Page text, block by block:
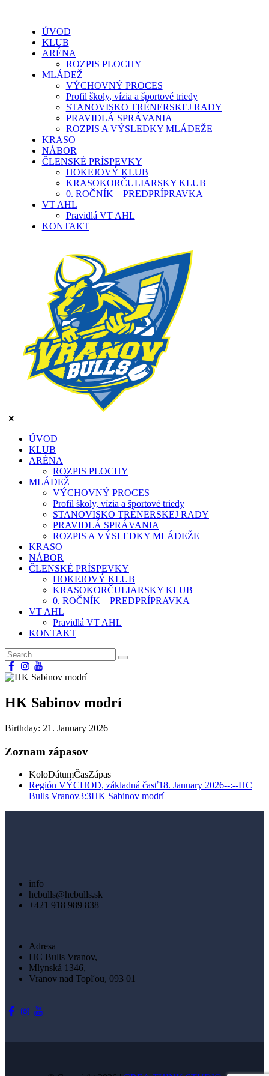
ÚVOD
KLUB
ARÉNA
ROZPIS PLOCHY
MLÁDEŽ
VÝCHOVNÝ PROCES
Profil školy, vízia a športové triedy
STANOVISKO TRÉNERSKEJ RADY
PRAVIDLÁ SPRÁVANIA
ROZPIS A VÝSLEDKY MLÁDEŽE
KRASO
NÁBOR
ČLENSKÉ PRÍSPEVKY
HOKEJOVÝ KLUB
KRASOKORČULIARSKY KLUB
0. ROČNÍK – PREDPRÍPRAVKA
VT AHL
Pravidlá VT AHL
KONTAKT
ÚVOD
KLUB
ARÉNA
ROZPIS PLOCHY
MLÁDEŽ
VÝCHOVNÝ PROCES
Profil školy, vízia a športové triedy
STANOVISKO TRÉNERSKEJ RADY
PRAVIDLÁ SPRÁVANIA
ROZPIS A VÝSLEDKY MLÁDEŽE
KRASO
NÁBOR
ČLENSKÉ PRÍSPEVKY
HOKEJOVÝ KLUB
KRASOKORČULIARSKY KLUB
0. ROČNÍK – PREDPRÍPRAVKA
VT AHL
Pravidlá VT AHL
KONTAKT
HK Sabinov modrí
Birthday: 21. January 2026
Zoznam zápasov
KoloDátumČasZápas
Región VÝCHOD, základná časť18. January 2026--:--HC
Bulls Vranov3:3HK Sabinov modrí
info
hcbulls@hcbulls.sk
+421 918 989 838
Adresa
HC Bulls Vranov,
Mlynská 1346,
Vranov nad Topľou, 093 01